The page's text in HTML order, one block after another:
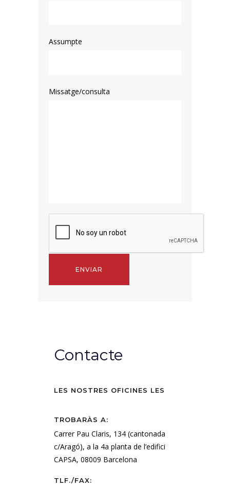
Assumpte
Missatge/consulta
Contacte
LES NOSTRES OFICINES LES
TROBARÀS A:
Carrer Pau Claris, 134 (cantonada
c/Aragó), a la 4a planta de l’edifici
CAPSA, 08009 Barcelona
TLF./FAX: